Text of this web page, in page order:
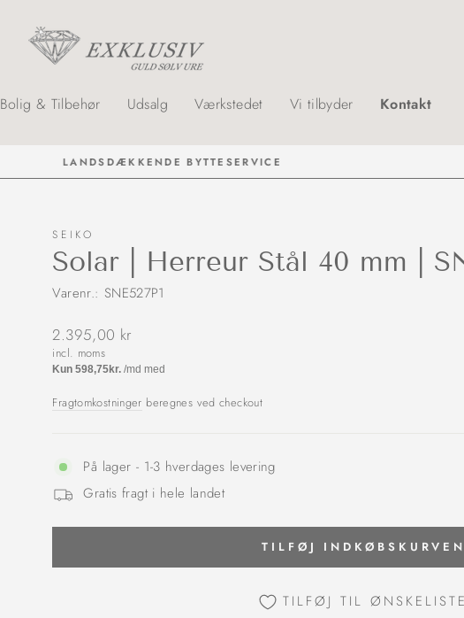
Bolig & Tilbehør Udsalg Værkstedet Vi tilbyder Kontakt
LANDSDÆKKENDE BYTTESERVICE
SEIKO
Solar | Herreur Stål 40 mm |
Varenr.: SNE527P1
Normalpris
2.395,00 kr
incl. moms
Fragtomkostninger beregnes ved checkout
På lager - 1-3 hverdages levering
Gratis fragt i hele landet
TILFØJ INDKØBSKURVEN
TILFØJ TIL ØNSKELISTE